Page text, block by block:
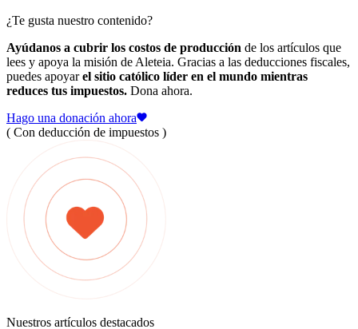
¿Te gusta nuestro contenido?
Ayúdanos a cubrir los costos de producción de los artículos que
lees y apoya la misión de Aleteia. Gracias a las deducciones fiscales,
puedes apoyarel sitio católico líder en el mundo mientras
reduces tus impuestos. Dona ahora.
Hago una donación ahora
( Con deducción de impuestos )
Nuestros artículos destacados